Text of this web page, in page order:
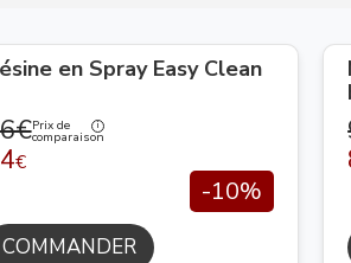
en Spray Easy Clean
Prix de
comparaison
€
-10%
COMMANDER